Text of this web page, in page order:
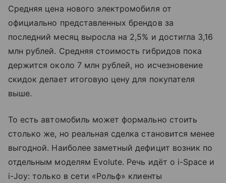
Средняя цена нового электромобиля от
официально представленных брендов за
последний месяц выросла на 2,5% и достигла 3,16
млн рублей. Средняя стоимость гибридов пока
держится около 7 млн рублей, но исчезновение
скидок делает итоговую цену для покупателя
выше.
То есть автомобиль может формально стоить
столько же, но реальная сделка становится менее
выгодной. Наиболее заметный дефицит возник по
отдельным моделям Evolute. Речь идёт о i-Space и
i-Joy: только в сети «Рольф» клиенты